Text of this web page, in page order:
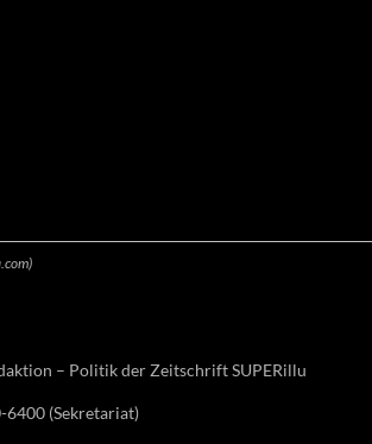
– Politik der Zeitschrift SUPERillu
(Sekretariat)